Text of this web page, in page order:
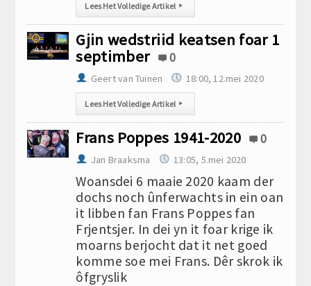
Lees Het Volledige Artikel ▸
Gjin wedstriid keatsen foar 1
septimber
0
Geert van Tuinen 18:00, 12.mei 2020
Lees Het Volledige Artikel ▸
Frans Poppes 1941-2020 0
Jan Braaksma 13:05, 5.mei 2020
Woansdei 6 maaie 2020 kaam der
dochs noch ûnferwachts in ein oan
it libben fan Frans Poppes fan
Frjentsjer. In dei yn it foar krige ik
moarns berjocht dat it net goed
komme soe mei Frans. Dêr skrok ik
ôfgryslik